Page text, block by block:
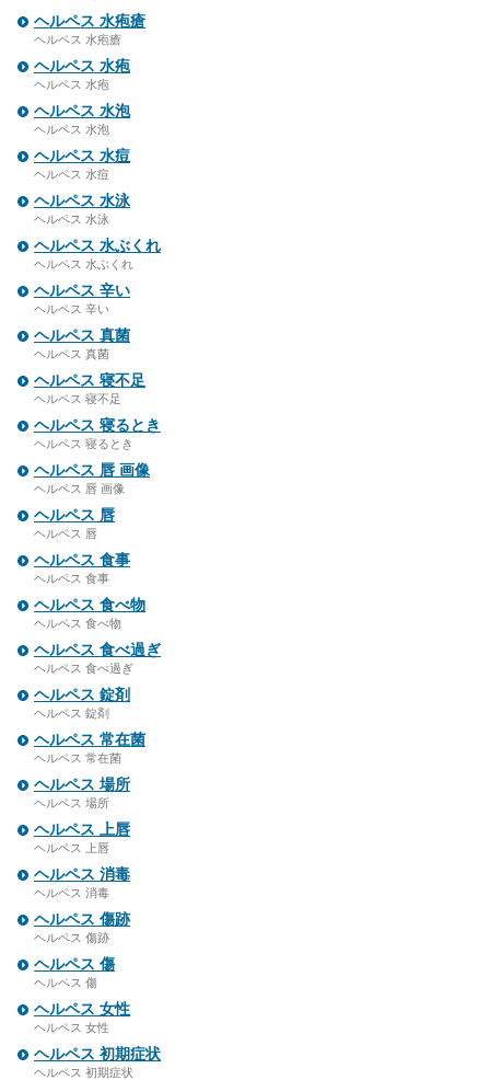
ヘルペス 水疱瘡
ヘルペス 水疱瘡
ヘルペス 水疱
ヘルペス 水疱
ヘルペス 水泡
ヘルペス 水泡
ヘルペス 水痘
ヘルペス 水痘
ヘルペス 水泳
ヘルペス 水泳
ヘルペス 水ぶくれ
ヘルペス 水ぶくれ
ヘルペス 辛い
ヘルペス 辛い
ヘルペス 真菌
ヘルペス 真菌
ヘルペス 寝不足
ヘルペス 寝不足
ヘルペス 寝るとき
ヘルペス 寝るとき
ヘルペス 唇 画像
ヘルペス 唇 画像
ヘルペス 唇
ヘルペス 唇
ヘルペス 食事
ヘルペス 食事
ヘルペス 食べ物
ヘルペス 食べ物
ヘルペス 食べ過ぎ
ヘルペス 食べ過ぎ
ヘルペス 錠剤
ヘルペス 錠剤
ヘルペス 常在菌
ヘルペス 常在菌
ヘルペス 場所
ヘルペス 場所
ヘルペス 上唇
ヘルペス 上唇
ヘルペス 消毒
ヘルペス 消毒
ヘルペス 傷跡
ヘルペス 傷跡
ヘルペス 傷
ヘルペス 傷
ヘルペス 女性
ヘルペス 女性
ヘルペス 初期症状
ヘルペス 初期症状